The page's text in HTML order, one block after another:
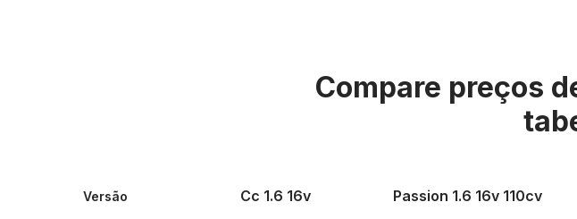
Compare preços
Versão Cc 1.6 16v Passion 1.6 16v 110cv